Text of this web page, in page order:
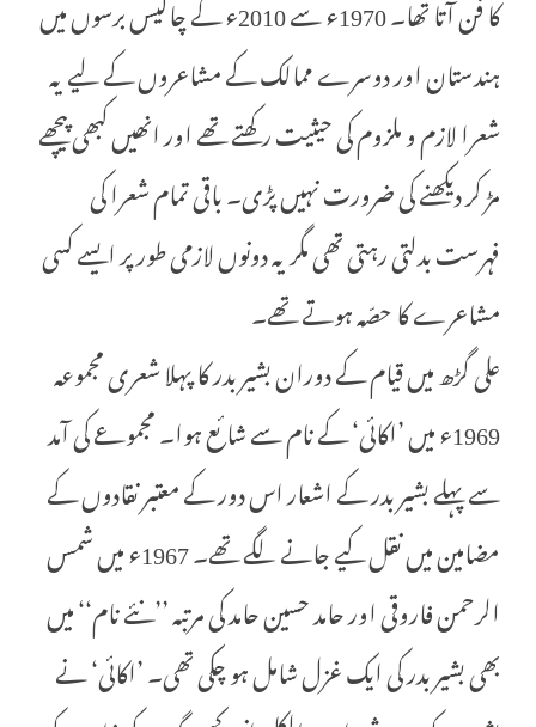
ہندستان اور دوسرے ممالک کے مشاعروں کے لیے یہ
شعرا لازم و ملزوم کی حیثیت رکھتے تھے اور انھیں کبھی پیچھے
مڑ کر دیکھنے کی ضرورت نہیں پڑی۔ باقی تمام شعرا کی
فہرست بدلتی رہتی تھی مگر یہ دونوں لازمی طور پر ایسے کسی
مشاعرے کا حصّہ ہوتے تھے۔
علی گڑھ میں قیام کے دوران بشیر بدر کا پہلا شعری مجموعہ
1969ء میں ’اکائی‘ کے نام سے شائع ہوا۔ مجموعے کی آمد
سے پہلے بشیر بدر کے اشعار اس دور کے معتبر نقادوں کے
مضامین میں نقل کیے جانے لگے تھے۔ 1967ء میں شمس
الرحمن فاروقی اور حامد حسین حامد کی مرتبہ ’’نئے نام‘‘ میں
بھی بشیر بدر کی ایک غزل شامل ہو چکی تھی۔ ’اکائی‘ نے